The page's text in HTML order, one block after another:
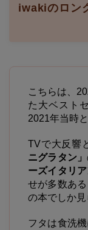
iwakiのロン
こちらは、
た大ベスト
2021年当時
TVで大反響
ニグラタン」
ーズイタリア
せが多数ある
の本でしか見
フタは食洗